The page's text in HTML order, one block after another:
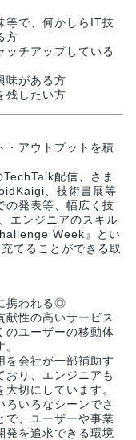
等で、何かしらIT技
方
ッチアップしている
味がある方
残したい方
・アウトプットを積
配信、さま
、技術書展等
の発表等、幅広く技
エンジニアのスキル
Week』とい
てることができる取
携われる◎
献性の高いサービス
のユーザーの移動体
を会社が一部補助す
おり、エンジニアも
切にしています。
ろいろなシーンでさ
で、ユーザーや事業
発を追求できる環境